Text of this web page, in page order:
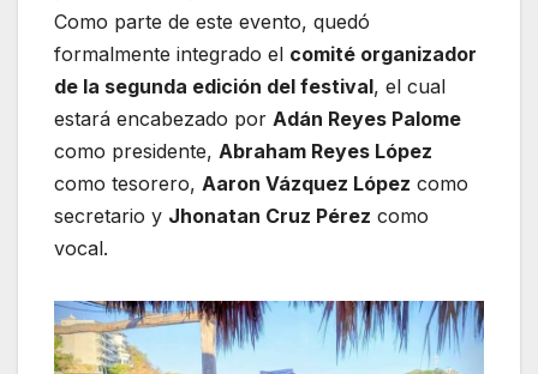
Como parte de este evento, quedó
formalmente integrado el comité organizador
de la segunda edición del festival, el cual
estará encabezado por Adán Reyes Palome
como presidente, Abraham Reyes López
como tesorero, Aaron Vázquez López como
secretario y Jhonatan Cruz Pérez como
vocal.